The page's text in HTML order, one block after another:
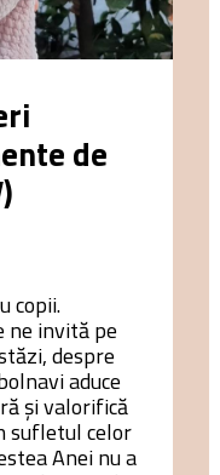
de
copii.
ne invită pe
despre
aduce
şi valorifică
sufletul celor
Anei nu a